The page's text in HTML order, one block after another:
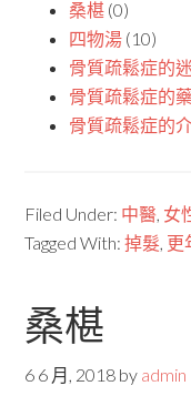
桑椹 (0)
四物湯 (10)
骨質疏鬆症的迷
骨質疏鬆症的
骨質疏鬆症的
Filed Under: 中醫, 女
Tagged With:掉髮, 更
桑椹
6 6 月, 2018 by admin